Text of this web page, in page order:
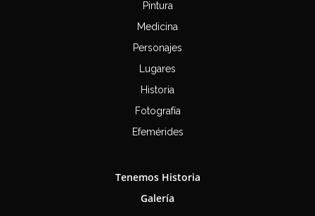
Pintura
Medicina
Personajes
Lugares
Historia
Fotografía
Efemérides
Tenemos Historia
Galería